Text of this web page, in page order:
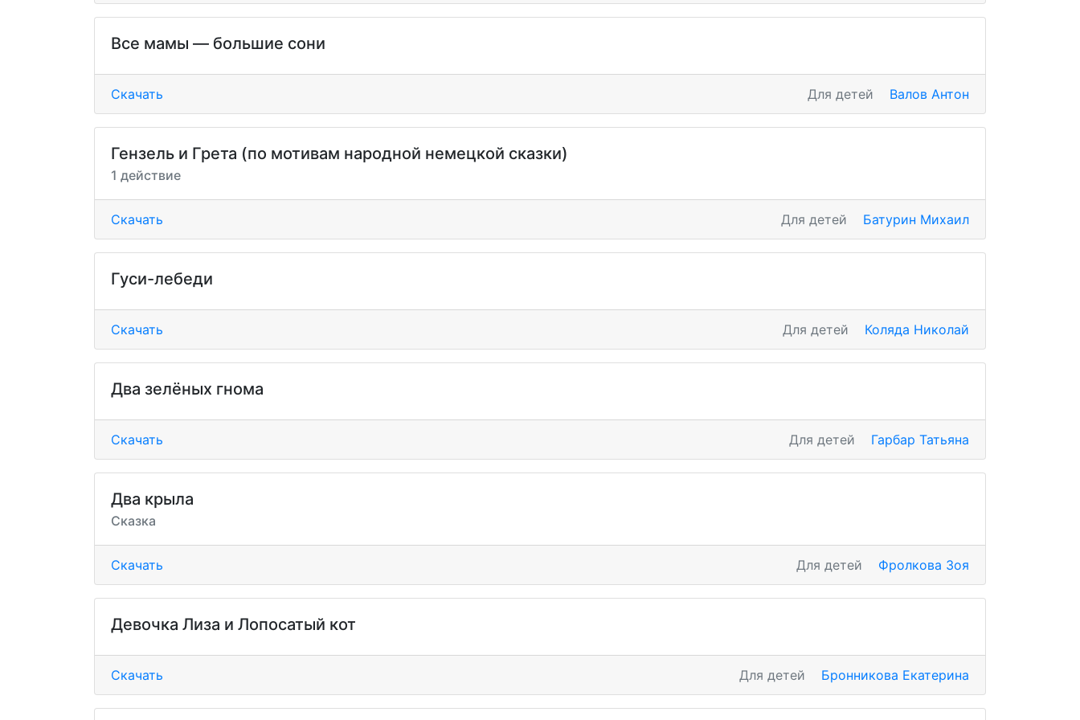
Все мамы — большие сони
Скачать Валов Антон
Для детей
Гензель и Грета (по мотивам народной немецкой сказки)
1 действие
Скачать Батурин Михаил
Для детей
Гуси-лебеди
Скачать Коляда Николай
Для детей
Два зелёных гнома
Скачать Гарбар Татьяна
Для детей
Два крыла
Сказка
Скачать Фролкова Зоя
Для детей
Девочка Лиза и Лопосатый кот
Скачать Бронникова Екатерина
Для детей